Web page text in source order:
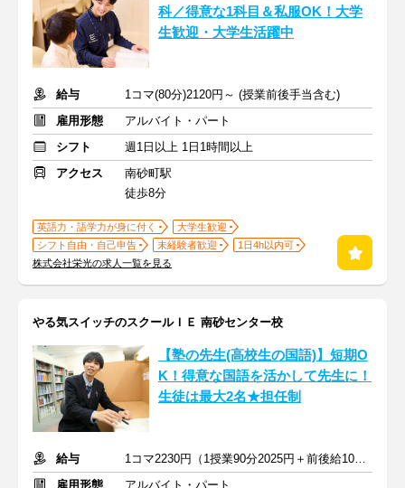
科／得意な1科目＆私服OK！大学
生歓迎・大学生活躍中
給与
1コマ(80分)2120円～ (授業前後手当含む)
雇用形態
アルバイト・パート
シフト
週1日以上 1日1時間以上
アクセス
南砂町駅
徒歩8分
英語力・語学力が身に付く
大学生歓迎
シフト自由・自己申告
未経験者歓迎
1日4h以内可
株式会社栄光の求人一覧を見る
やる気スイッチのスクールＩＥ 南砂センター校
【塾の先生(高校生の国語)】短期O
K！得意な国語を活かして先生に！
生徒は最大2名★担任制
給与
1コマ2230円（1授業90分2025円＋前後給10分205円）
雇用形態
アルバイト・パート